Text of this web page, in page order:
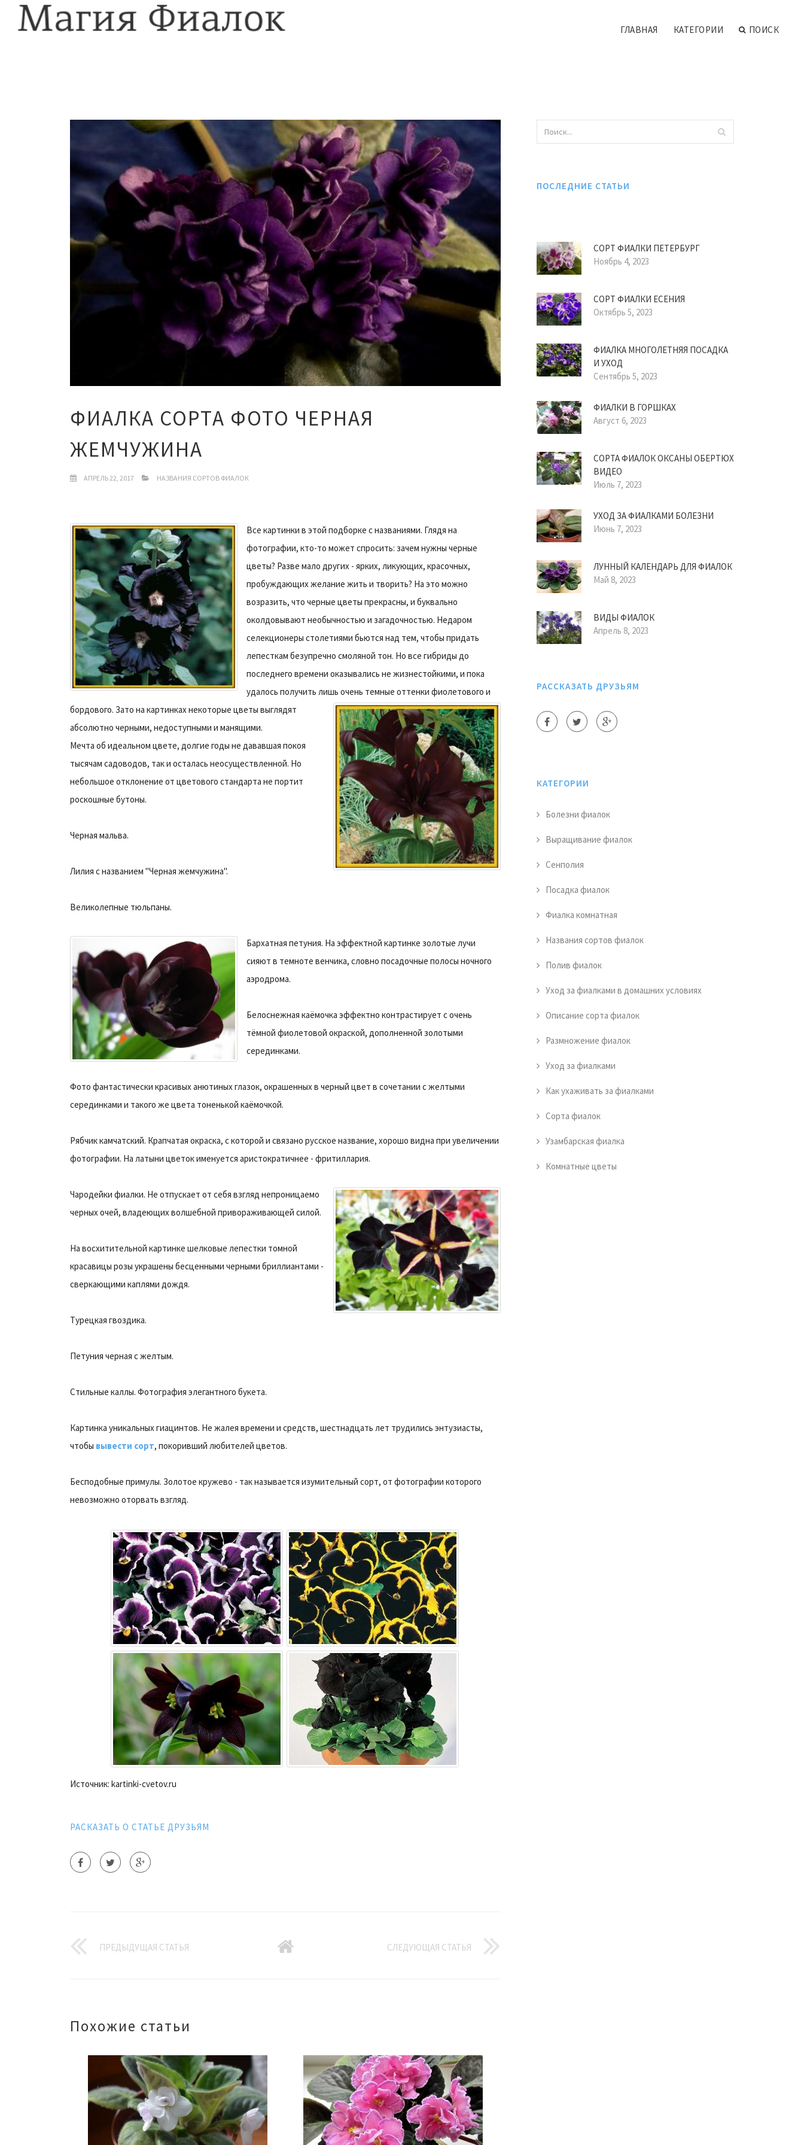
ГЛАВНАЯ КАТЕГОРИИ ПОИСК
ФИАЛКА СОРТА ФОТО ЧЕРНАЯ
ЖЕМЧУЖИНА
АПРЕЛЬ 22, 2017 НАЗВАНИЯ СОРТОВ ФИАЛОК
Все картинки в этой подборке с названиями. Глядя на
фотографии, кто-то может спросить: зачем нужны черные
цветы? Разве мало других - ярких, ликующих, красочных,
пробуждающих желание жить и творить? На это можно
возразить, что черные цветы прекрасны, и буквально
околдовывают необычностью и загадочностью. Недаром
селекционеры столетиями бьются над тем, чтобы придать
лепесткам безупречно смоляной тон. Но все гибриды до
последнего времени оказывались не жизнестойкими, и пока
удалось получить лишь очень темные оттенки фиолетового и
бордового. Зато на картинках некоторые цветы выглядят
абсолютно черными, недоступными и манящими.
Мечта об идеальном цвете, долгие годы не дававшая покоя
тысячам садоводов, так и осталась неосуществленной. Но
небольшое отклонение от цветового стандарта не портит
роскошные бутоны.
Черная мальва.
Лилия с названием "Черная жемчужина".
Великолепные тюльпаны.
Бархатная петуния. На эффектной картинке золотые лучи
сияют в темноте венчика, словно посадочные полосы ночного
аэродрома.
Белоснежная каёмочка эффектно контрастирует с очень
тёмной фиолетовой окраской, дополненной золотыми
серединками.
Фото фантастически красивых анютиных глазок, окрашенных в черный цвет в сочетании с желтыми
серединками и такого же цвета тоненькой каёмочкой.
Рябчик камчатский. Крапчатая окраска, с которой и связано русское название, хорошо видна при увеличении
фотографии. На латыни цветок именуется аристократичнее - фритиллария.
Чародейки фиалки. Не отпускает от себя взгляд непроницаемо
черных очей, владеющих волшебной привораживающей силой.
На восхитительной картинке шелковые лепестки томной
красавицы розы украшены бесценными черными бриллиантами -
сверкающими каплями дождя.
Турецкая гвоздика.
Петуния черная с желтым.
Стильные каллы. Фотография элегантного букета.
Картинка уникальных гиацинтов. Не жалея времени и средств, шестнадцать лет трудились энтузиасты,
чтобы вывести сорт, покоривший любителей цветов.
Бесподобные примулы. Золотое кружево - так называется изумительный сорт, от фотографии которого
невозможно оторвать взгляд.
Источник: kartinki-cvetov.ru
РАСКАЗАТЬ О СТАТЬЕ ДРУЗЬЯМ
ПРЕДЫДУЩАЯ СТАТЬЯ СЛЕДУЮЩАЯ СТАТЬЯ
Похожие статьи
ПОСЛЕДНИЕ СТАТЬИ
СОРТ ФИАЛКИ ПЕТЕРБУРГ
Ноябрь 4, 2023
СОРТ ФИАЛКИ ЕСЕНИЯ
Октябрь 5, 2023
ФИАЛКА МНОГОЛЕТНЯЯ ПОСАДКА
И УХОД
Сентябрь 5, 2023
ФИАЛКИ В ГОРШКАХ
Август 6, 2023
СОРТА ФИАЛОК ОКСАНЫ ОБЕРТЮХ
ВИДЕО
Июль 7, 2023
УХОД ЗА ФИАЛКАМИ БОЛЕЗНИ
Июнь 7, 2023
ЛУННЫЙ КАЛЕНДАРЬ ДЛЯ ФИАЛОК
Май 8, 2023
ВИДЫ ФИАЛОК
Апрель 8, 2023
РАССКАЗАТЬ ДРУЗЬЯМ
КАТЕГОРИИ
Болезни фиалок
Выращивание фиалок
Сенполия
Посадка фиалок
Фиалка комнатная
Названия сортов фиалок
Полив фиалок
Уход за фиалками в домашних условиях
Описание сорта фиалок
Размножение фиалок
Уход за фиалками
Как ухаживать за фиалками
Сорта фиалок
Узамбарская фиалка
Комнатные цветы